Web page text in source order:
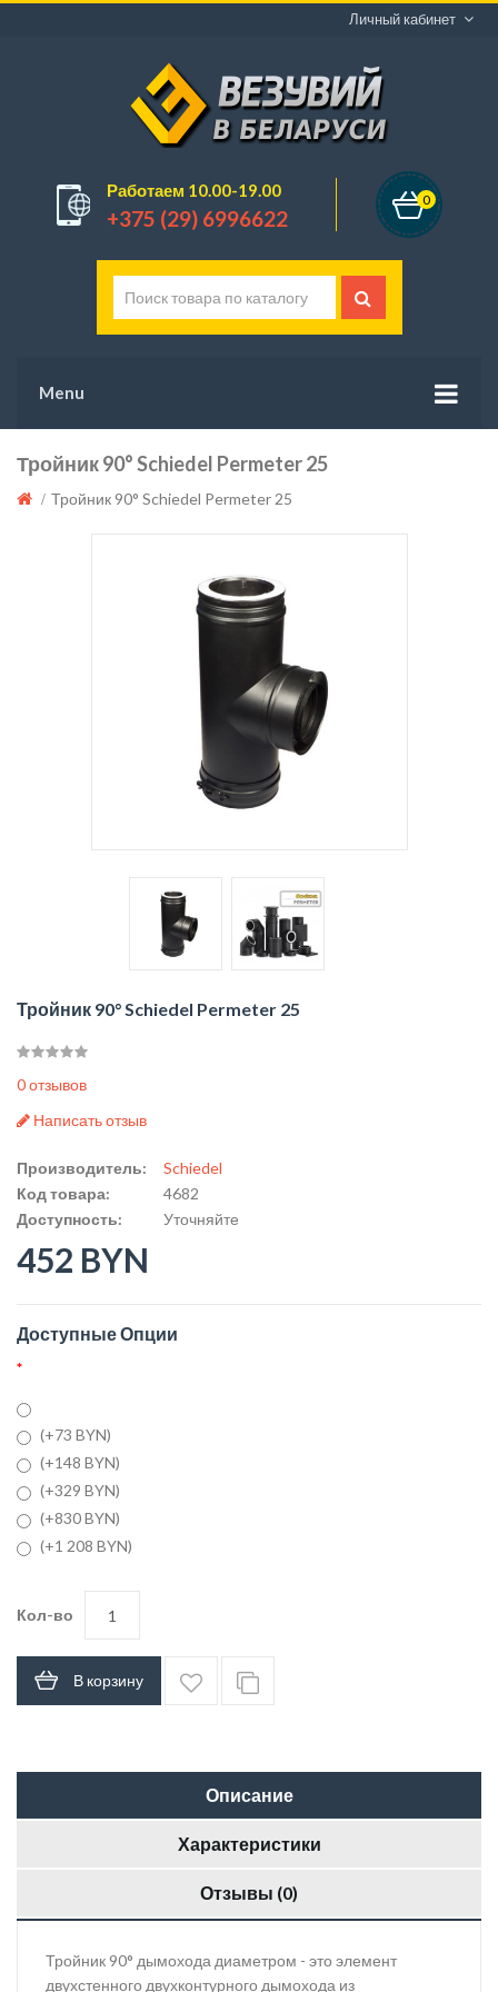
Личный кабинет
Работаем 10.00-19.00
+375 (29) 6996622
0
Menu
Тройник 90° Schiedel Permeter 25
Тройник 90° Schiedel Permeter 25
Тройник 90° Schiedel Permeter 25
0 отзывов
Написать отзыв
Производитель:
Schiedel
Код товара:
4682
Доступность:
Уточняйте
452 BYN
Доступные Опции
(+73 BYN)
(+148 BYN)
(+329 BYN)
(+830 BYN)
(+1 208 BYN)
Кол-во
В корзину
Описание
Характеристики
Отзывы (0)
Тройник 90° дымохода диаметром - это элемент
двухстенного двухконтурного дымохода из